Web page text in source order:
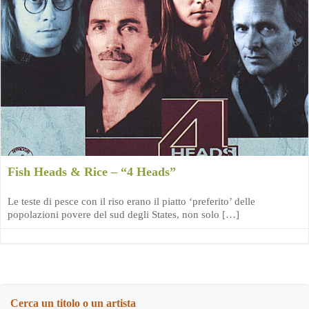
Fish Heads & Rice – “4 Heads”
Le teste di pesce con il riso erano il piatto ‘preferito’ delle
popolazioni povere del sud degli States, non solo […]
Cerca un titolo o un artista